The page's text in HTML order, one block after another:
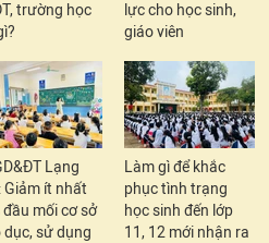
trường học
lực cho học sinh,
giáo viên
Lạng
Giảm ít nhất
đầu mối cơ sở
dục, sử dụng
Làm gì để khắc
phục tình trạng
học sinh đến lớp
11, 12 mới nhận ra